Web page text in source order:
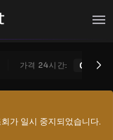
가격 24시간: 0.0 413
가 일시 중지되었습니다.